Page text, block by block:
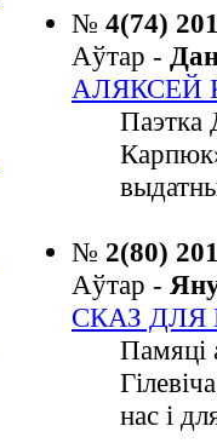
№ 4(74)
Аўтар -
АЛЯКСЕЙ
Паэтка
№ 2(80)
Аўтар -
СКАЗ
Памяці
нас і